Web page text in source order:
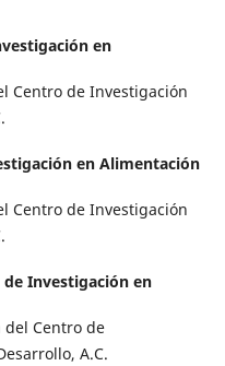
en
Centro de Investigación
en Alimentación
Centro de Investigación
de Investigación en
del Centro de
A.C.